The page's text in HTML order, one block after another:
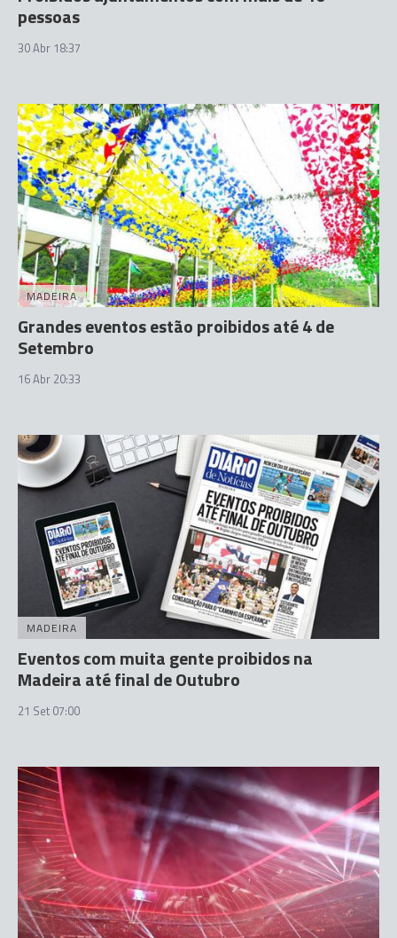
pessoas
30 Abr 18:37
MADEIRA
Grandes eventos estão proibidos até 4 de
Setembro
16 Abr 20:33
MADEIRA
Eventos com muita gente proibidos na
Madeira até final de Outubro
21 Set 07:00